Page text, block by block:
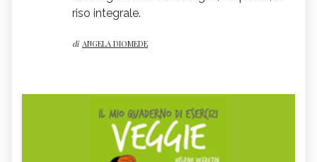
riso integrale.
di ANGELA DIOMEDE